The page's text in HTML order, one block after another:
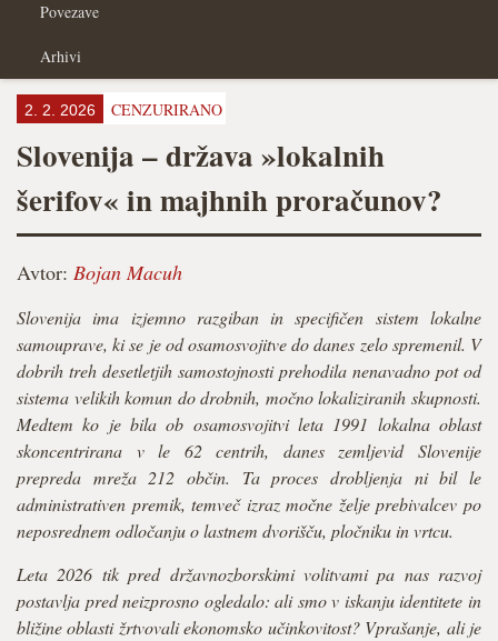
Povezave
Arhivi
2. 2. 2026 CENZURIRANO
Slovenija – država »lokalnih
šerifov« in majhnih proračunov?
Avtor: Bojan Macuh
Slovenija ima izjemno razgiban in specifičen sistem lokalne
samouprave, ki se je od osamosvojitve do danes zelo spremenil. V
dobrih treh desetletjih samostojnosti prehodila nenavadno pot od
sistema velikih komun do drobnih, močno lokaliziranih skupnosti.
Medtem ko je bila ob osamosvojitvi leta 1991 lokalna oblast
skoncentrirana v le 62 centrih, danes zemljevid Slovenije
prepreda mreža 212 občin. Ta proces drobljenja ni bil le
administrativen premik, temveč izraz močne želje prebivalcev po
neposrednem odločanju o lastnem dvorišču, pločniku in vrtcu.
Leta 2026 tik pred državnozborskimi volitvami pa nas razvoj
postavlja pred neizprosno ogledalo: ali smo v iskanju identitete in
bližine oblasti žrtvovali ekonomsko učinkovitost? Vprašanje, ali je